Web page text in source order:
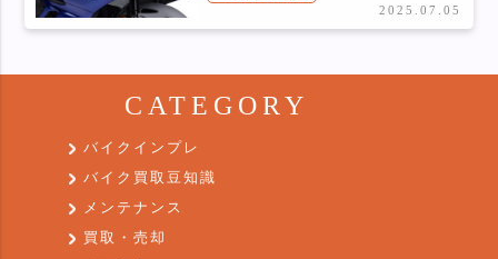
2025.07.05
CATEGORY
バイクインプレ
バイク買取豆知識
メンテナンス
買取・売却